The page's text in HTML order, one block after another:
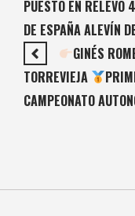
PUESTO EN RELEVO
DE ESPAÑA ALEVÍN
GINÉS
TORREVIEJA
CAMPEONATO